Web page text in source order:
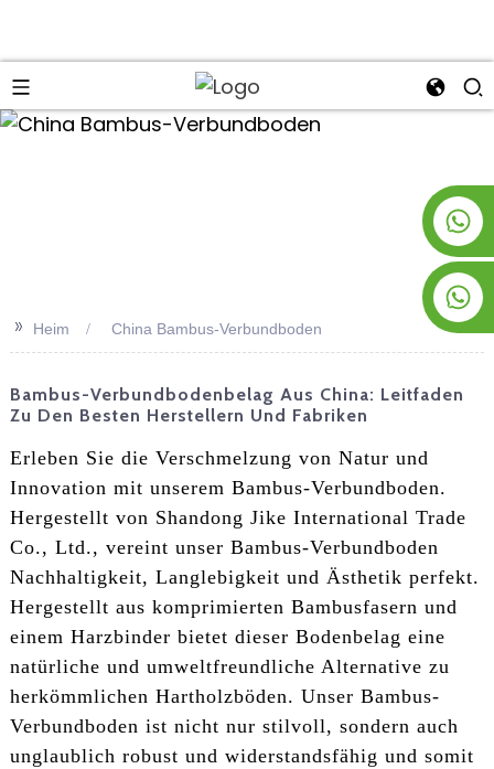
>>
Heim China Bambus-Verbundboden
Bambus-Verbundbodenbelag Aus China: Leitfaden
Zu Den Besten Herstellern Und Fabriken
Erleben Sie die Verschmelzung von Natur und
Innovation mit unserem Bambus-Verbundboden.
Hergestellt von Shandong Jike International Trade
Co., Ltd., vereint unser Bambus-Verbundboden
Nachhaltigkeit, Langlebigkeit und Ästhetik perfekt.
Hergestellt aus komprimierten Bambusfasern und
einem Harzbinder bietet dieser Bodenbelag eine
natürliche und umweltfreundliche Alternative zu
herkömmlichen Hartholzböden. Unser Bambus-
Verbundboden ist nicht nur stilvoll, sondern auch
unglaublich robust und widerstandsfähig und somit